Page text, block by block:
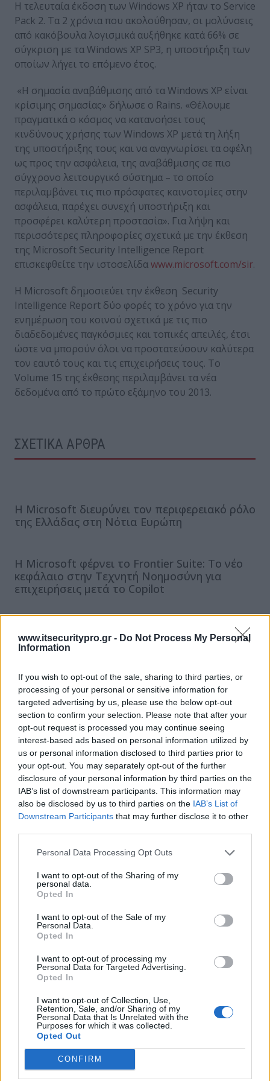
www.itsecuritypro.gr - Do Not Process My Personal
Information
If you wish to opt-out of the sale, sharing to third parties, or
processing of your personal or sensitive information for
targeted advertising by us, please use the below opt-out
section to confirm your selection. Please note that after your
opt-out request is processed you may continue seeing
interest-based ads based on personal information utilized by
us or personal information disclosed to third parties prior to
your opt-out. You may separately opt-out of the further
disclosure of your personal information by third parties on the
IAB’s list of downstream participants. This information may
also be disclosed by us to third parties on the IAB’s List of
Downstream Participants that may further disclose it to other
Personal Data Processing Opt Outs
I want to opt-out of the Sharing of my
personal data.
Opted In
I want to opt-out of the Sale of my
Personal Data.
Opted In
I want to opt-out of processing my
Personal Data for Targeted Advertising.
Opted In
I want to opt-out of Collection, Use,
Retention, Sale, and/or Sharing of my
Personal Data that Is Unrelated with the
Purposes for which it was collected.
Opted Out
CONFIRM
Η τελευταία έκδοση των Windows XP ήταν το Service
Pack 2. Τα 2 χρόνια που ακολούθησαν, οι μολύνσεις
από κακόβουλα λογισμικά αυξήθηκε κατά 66% σε
σύγκριση με τα Windows XP SP3, η υποστήριξη των
οποίων λήγει το επόμενο έτος.
«Η σημασία αναβάθμισης από τα Windows XP είναι
κρίσιμης σημασίας» δήλωσε ο Rains. «Θέλουμε
πραγματικά ο κόσμος να κατανοήσει τους
κινδύνους χρήσης των Windows XP μετά τη λήξη
της υποστήριξης τους και να αναγνωρίσει τα οφέλη
ως προς την ασφάλεια, της αναβάθμισης σε πιο
σύγχρονο λειτουργικό σύστημα – το οποίο
περιλαμβάνει τις πιο πρόσφατες καινοτομίες στην
ασφάλεια, παρέχει συνεχή υποστήριξη και
προσφέρει καλύτερη προστασία». Για λήψη και
περισσότερες πληροφορίες σχετικά με την έκθεση
της Microsoft Security Intelligence Report
επισκεφθείτε την ιστοσελίδαwww.microsoft.com/sir.
Η Microsoft δημοσιεύει την έκθεση Security
Intelligence Report δύο φορές το χρόνο για την
ενημέρωση του κοινού σχετικά με τις πιο
διαδεδομένες παγκόσμιες και τοπικές απειλές, έτσι
ώστε να μπορούν όλοι να προστατεύσουν καλύτερα
τον εαυτό τους και τις επιχειρήσεις τους. Το
Volume 15 της έκθεσης περιλαμβάνει τα νέα
δεδομένα από το πρώτο εξάμηνο του 2013.
ΣΧΕΤΙΚΑ ΑΡΘΡΑ
Η Microsoft διευρύνει τον περιφερειακό ρόλο
της Ελλάδας στη Νότια Ευρώπη
Η Microsoft φέρνει το Frontier Suite: Το νέο
κεφάλαιο στην Τεχνητή Νοημοσύνη για
επιχειρήσεις μετά το Copilot
Microsoft: Για δεύτερη χρονιά κορυφαίος
εργοδότης τεχνολογίας στην Ελλάδα
ΕΓΓΡΑΦΗ ΣΤΟ NEWSLETTER
ΤΕΛΕΥΤΑΙΟ ΤΕΥΧΟΣ
Περιεχόμενα τεύχους